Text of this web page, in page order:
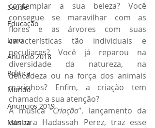
Saúde
Educação
Livro
Anuncio 2018
Politica
Mundo
Anuncios 2019
Música
contemplar a sua beleza? Você
consegue se maravilhar com as
flores e as árvores com suas
características tão individuais e
peculiares? Você já reparou na
diversidade da natureza, na
delicadeza ou na força dos animais
marinhos? Enfim, a criação tem
chamado a sua atenção?
A música “Criação”, lançamento da
cantora Hadassah Perez, traz esse